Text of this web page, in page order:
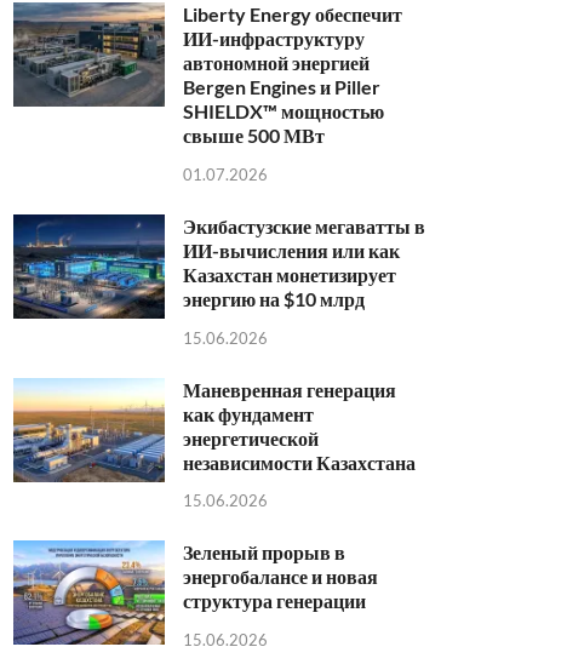
Liberty Energy обеспечит
ИИ-инфраструктуру
автономной энергией
Bergen Engines и Piller
SHIELDX™ мощностью
свыше 500 МВт
01.07.2026
Экибастузские мегаватты в
ИИ-вычисления или как
Казахстан монетизирует
энергию на $10 млрд
15.06.2026
Маневренная генерация
как фундамент
энергетической
независимости Казахстана
15.06.2026
Зеленый прорыв в
энергобалансе и новая
структура генерации
15.06.2026